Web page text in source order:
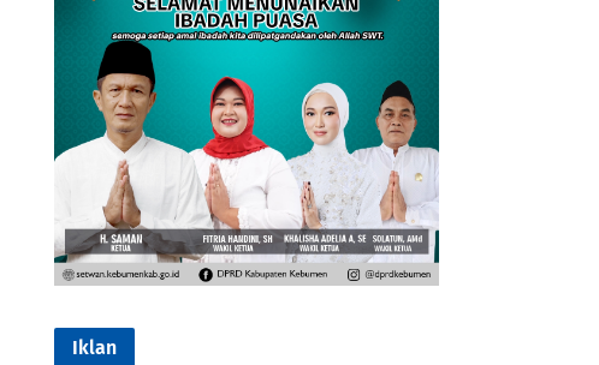
Iklan